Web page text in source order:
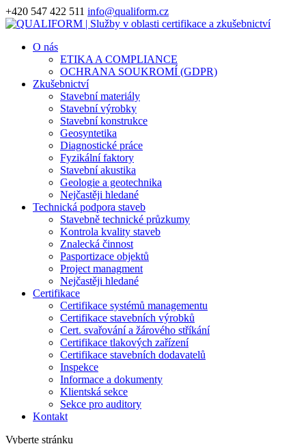
+420 547 422 511 info@qualiform.cz
O nás
ETIKA A COMPLIANCE
OCHRANA SOUKROMÍ (GDPR)
Zkušebnictví
Stavební materiály
Stavební výrobky
Stavební konstrukce
Geosyntetika
Diagnostické práce
Fyzikální faktory
Stavební akustika
Geologie a geotechnika
Nejčastěji hledané
Technická podpora staveb
Stavebně technické průzkumy
Kontrola kvality staveb
Znalecká činnost
Pasportizace objektů
Project managment
​Nejčastěji hledané
Certifikace
Certifikace systémů managementu
Certifikace stavebních výrobků
Cert. svařování a žárového stříkání
Certifikace tlakových zařízení
Certifikace stavebních dodavatelů
Inspekce
Informace a dokumenty
Klientská sekce
Sekce pro auditory
Kontakt
Vyberte stránku